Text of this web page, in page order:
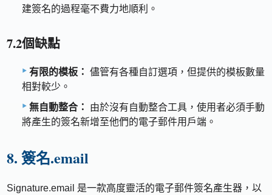
建簽名的過程毫不費力地順利。
7.2個缺點
有限的模板： 儘管有各種自訂選項，但提供的模板數量
相對較少。
無自動整合：
由於沒有自動整合工具，使用者必須手動
將產生的簽名新增至他們的電子郵件用戶端。
8. 簽名.email
Signature.email 是一款高度靈活的電子郵件簽名產生器，以